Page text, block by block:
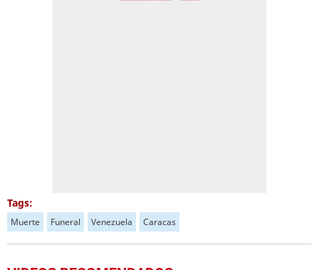
Tags:
Muerte Funeral Venezuela Caracas